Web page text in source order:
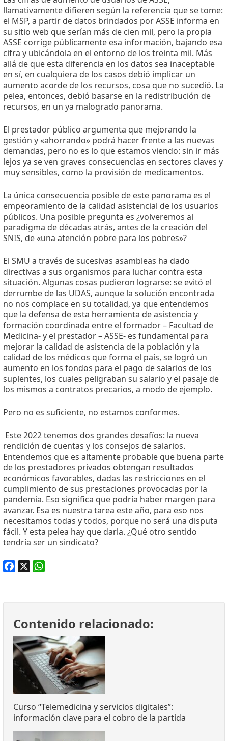
llamativamente difieren según la referencia que se tome:
el MSP, a partir de datos brindados por ASSE informa en
su sitio web que serían más de cien mil, pero la propia
ASSE corrige públicamente esa información, bajando esa
cifra y ubicándola en el entorno de los treinta mil. Más
allá de que esta diferencia en los datos sea inaceptable
en sí, en cualquiera de los casos debió implicar un
aumento acorde de los recursos, cosa que no sucedió. La
pelea, entonces, debió basarse en la redistribución de
recursos, en un ya malogrado panorama.
El prestador público argumenta que mejorando la
gestión y «ahorrando» podrá hacer frente a las nuevas
demandas, pero no es lo que estamos viendo: sin ir más
lejos ya se ven graves consecuencias en sectores claves y
muy sensibles, como la provisión de medicamentos.
La única consecuencia posible de este panorama es el
empeoramiento de la calidad asistencial de los usuarios
públicos. Una posible pregunta es ¿volveremos al
paradigma de décadas atrás, antes de la creación del
SNIS, de «una atención pobre para los pobres»?
El SMU a través de sucesivas asambleas ha dado
directivas a sus organismos para luchar contra esta
situación. Algunas cosas pudieron lograrse: se evitó el
derrumbe de las UDAS, aunque la solución encontrada
no nos complace en su totalidad, ya que entendemos
que la defensa de esta herramienta de asistencia y
formación coordinada entre el formador – Facultad de
Medicina- y el prestador – ASSE- es fundamental para
mejorar la calidad de asistencia de la población y la
calidad de los médicos que forma el país, se logró un
aumento en los fondos para el pago de salarios de los
suplentes, los cuales peligraban su salario y el pasaje de
los mismos a contratos precarios, a modo de ejemplo.
Pero no es suficiente, no estamos conformes.
Este 2022 tenemos dos grandes desafíos: la nueva
rendición de cuentas y los consejos de salarios.
Entendemos que es altamente probable que buena parte
de los prestadores privados obtengan resultados
económicos favorables, dadas las restricciones en el
cumplimiento de sus prestaciones provocadas por la
pandemia. Eso significa que podría haber margen para
avanzar. Esa es nuestra tarea este año, para eso nos
necesitamos todas y todos, porque no será una disputa
fácil. Y esta pelea hay que darla. ¿Qué otro sentido
tendría ser un sindicato?
Contenido relacionado:
Curso “Telemedicina y servicios digitales”:
información clave para el cobro de la partida